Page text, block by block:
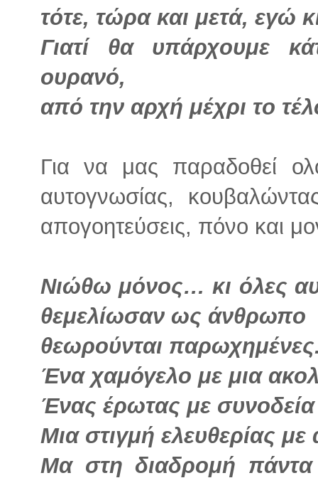
τότε, τώρα και μετά, εγώ
Γιατί θα υπάρχουμε
ουρανό,
από την αρχή μέχρι το
Για να μας παραδοθεί
αυτογνωσίας,
απογοητεύσεις, πόνο και
Νιώθω μόνος… κι όλες
θεμελίωσαν ως άνθρωπο
θεωρούνται
Ένα χαμόγελο με μια
Ένας έρωτας με
Μια στιγμή ελευθερίας με
Μα στη διαδρομή